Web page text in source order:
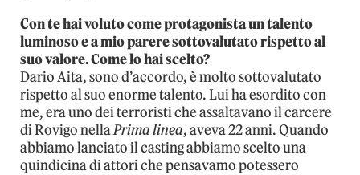
Con te hai voluto come protagonista un talento
luminoso e a mio parere sottovalutato rispetto al
suo valore. Come lo hai scelto?
Dario Aita, sono d’accordo, è molto sottovalutato
rispetto al suo enorme talento. Lui ha esordito con
me, era uno dei terroristi che assaltavano il carcere
di Rovigo nellaPrima linea, aveva 22 anni. Quando
abbiamo lanciato il casting abbiamo scelto una
quindicina di attori che pensavamo potessero